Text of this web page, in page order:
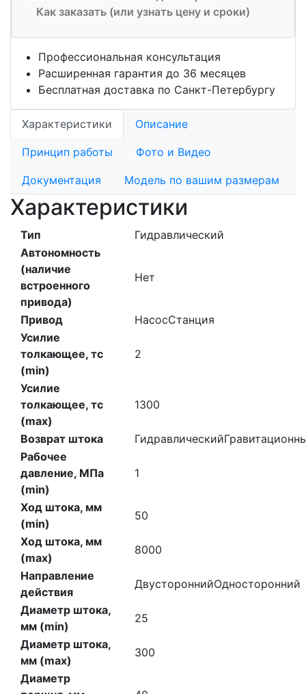
Как заказать (или узнать цену и сроки)
Профессиональная консультация
Расширенная гарантия до 36 месяцев
Бесплатная доставка по Санкт-Петербургу
Характеристики Описание
Принцип работы Фото и Видео
Документация Модель по вашим размерам
Характеристики
Тип
Гидравлический
Автономность
(наличие
встроенного
привода)
Нет
Привод НасосСтанция
Усилие
толкающее, тс
(min)
2
Усилие
толкающее, тс
(max)
1300
Возврат штока Гидравлический
Рабочее
давление, МПа
(min)
1
Ход штока, мм
(min)
50
Ход штока, мм
(max)
8000
Направление
действия
ДвустороннийОдносторонний
Диаметр штока,
мм (min)
25
Диаметр штока,
мм (max)
300
Диаметр